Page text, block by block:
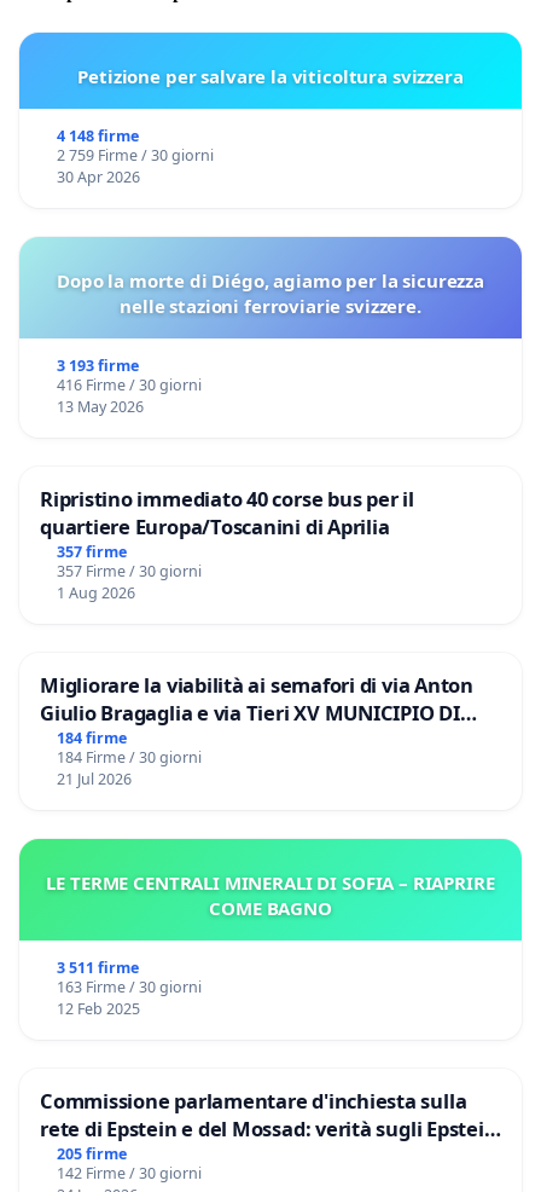
Petizione per salvare la viticoltura svizzera
4 148 firme
2 759 Firme / 30 giorni
30 Apr 2026
Dopo la morte di Diégo, agiamo per la sicurezza
nelle stazioni ferroviarie svizzere.
3 193 firme
416 Firme / 30 giorni
13 May 2026
Ripristino immediato 40 corse bus per il
quartiere Europa/Toscanini di Aprilia
357 firme
357 Firme / 30 giorni
1 Aug 2026
Migliorare la viabilità ai semafori di via Anton
Giulio Bragaglia e via Tieri XV MUNICIPIO DI
ROMA
184 firme
184 Firme / 30 giorni
21 Jul 2026
LE TERME CENTRALI MINERALI DI SOFIA – RIAPRIRE
COME BAGNO
3 511 firme
163 Firme / 30 giorni
12 Feb 2025
Commissione parlamentare d'inchiesta sulla
rete di Epstein e del Mossad: verità sugli Epstein
Files
205 firme
142 Firme / 30 giorni